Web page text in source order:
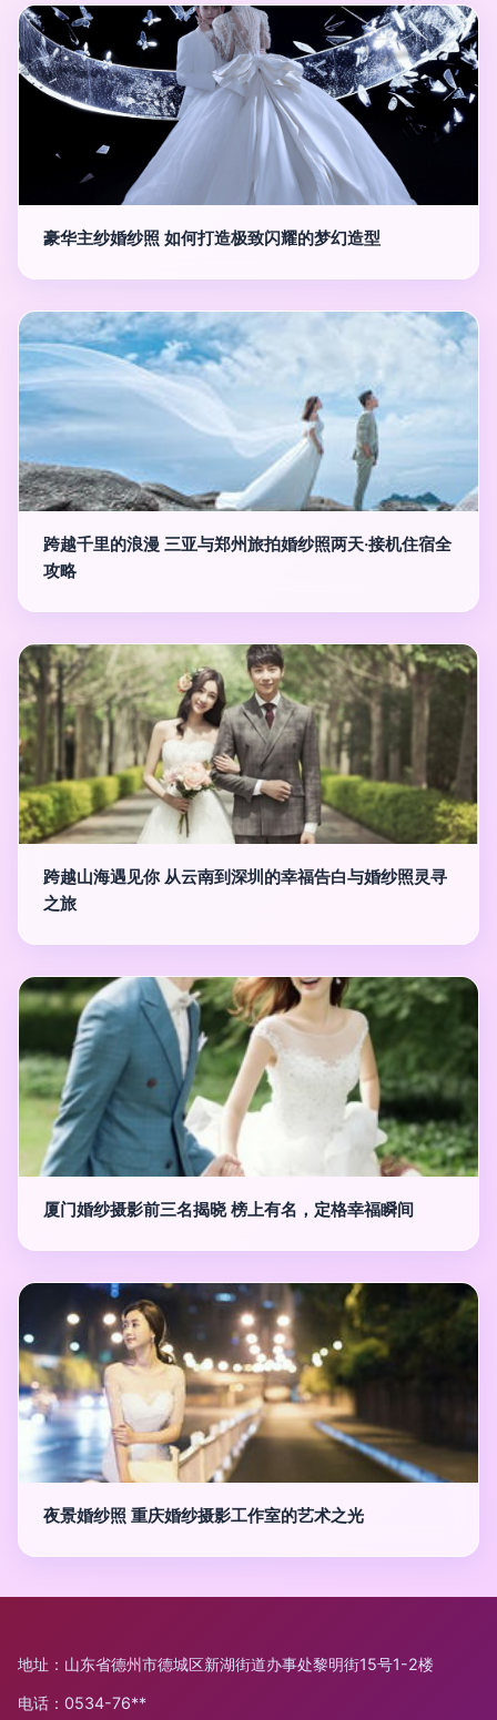
豪华主纱婚纱照 如何打造极致闪耀的梦幻造型
跨越千里的浪漫 三亚与郑州旅拍婚纱照两天·接机住宿全
攻略
跨越山海遇见你 从云南到深圳的幸福告白与婚纱照灵寻
之旅
厦门婚纱摄影前三名揭晓 榜上有名，定格幸福瞬间
夜景婚纱照 重庆婚纱摄影工作室的艺术之光
地址：山东省德州市德城区新湖街道办事处黎明街15号1-2楼
电话：0534-76**